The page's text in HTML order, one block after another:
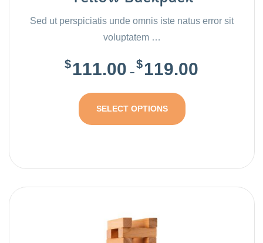
Sed ut perspiciatis unde omnis iste natus error sit
voluptatem …
$ 111.00 –
$ 119.00
SELECT OPTIONS